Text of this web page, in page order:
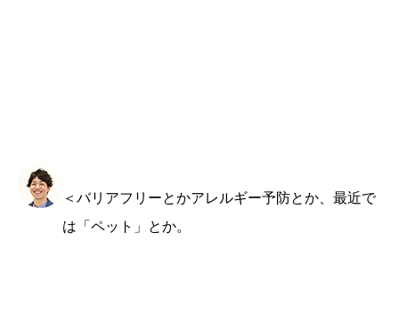
＜バリアフリーとかアレルギー予防とか、最近で
は「ペット」とか。